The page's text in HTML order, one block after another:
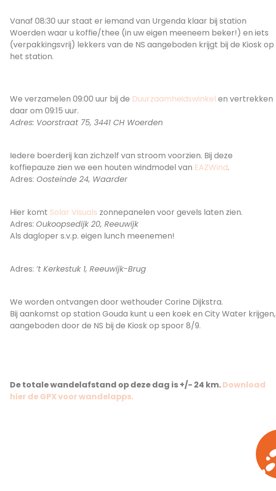
Vanaf 08:30 uur staat er iemand van Urgenda klaar bij station
Woerden waar u koffie/thee (in uw eigen meeneem beker!) en iets
(verpakkingsvrij) lekkers van de NS aangeboden krijgt bij de Kiosk op
het station.
We verzamelen 09:00 uur bij de Duurzaamheidswinkel en vertrekken
daar om 09:15 uur.
Adres: Voorstraat 75, 3441 CH Woerden
Iedere boerderij kan zichzelf van stroom voorzien. Bij deze
koffiepauze zien we een houten windmodel van EAZWind.
Adres: Oosteinde 24, Waarder
Hier komt Solar Visuals zonnepanelen voor gevels laten zien.
Adres: Oukoopsedijk 20, Reeuwijk
Als dagloper s.v.p. eigen lunch meenemen!
Adres: ’t Kerkestuk 1, Reeuwijk-Brug
We worden ontvangen door wethouder Corine Dijkstra.
Bij aankomst op station Gouda kunt u een koek en City Water krijgen,
aangeboden door de NS bij de Kiosk op spoor 8/9.
De totale wandelafstand op deze dag is +/- 24 km.Download
hier de GPX voor wandelapps.